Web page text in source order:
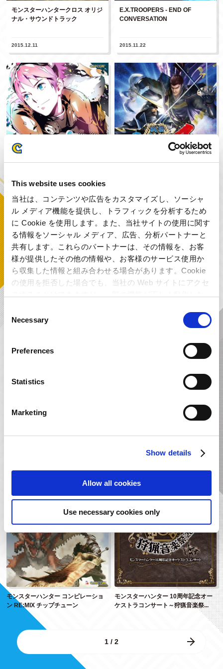
This website uses cookies
当社は、コンテンツや広告をカスタマイズし、ソーシャ
ル メディア機能を提供し、トラフィックを分析するため
に Cookie を使用します。また、当社サイトの使用に関す
る情報をソーシャル メディア、広告、分析パートナーと
共有します。これらのパートナーは、その情報を、お客
様が提供したその他の情報や、お客様のサービス使用か
ら収集した情報と組み合わせる場合があります。Cookie
の使用を拒否した場合でも、当社の Web サイトにアクセ
Selection
Necessary
Preferences
Statistics
Marketing
Show details
Allow all cookies
Use necessary cookies only
モンスターハンタークロス オリジ
ナル・サウンドトラック
2015.12.11
E.X.TROOPERS - END OF
CONVERSATION
2015.11.22
SOUNDTRACK
2015.11.22
ロックマン ディストピア MONSTER HUNTER DISCO REMIX
モンスターハンター コンピレーショ
ン RE:MIX チップチューン
モンスターハンター 10周年記念オー
ケストラコンサート～狩猟音楽祭...
1 / 2